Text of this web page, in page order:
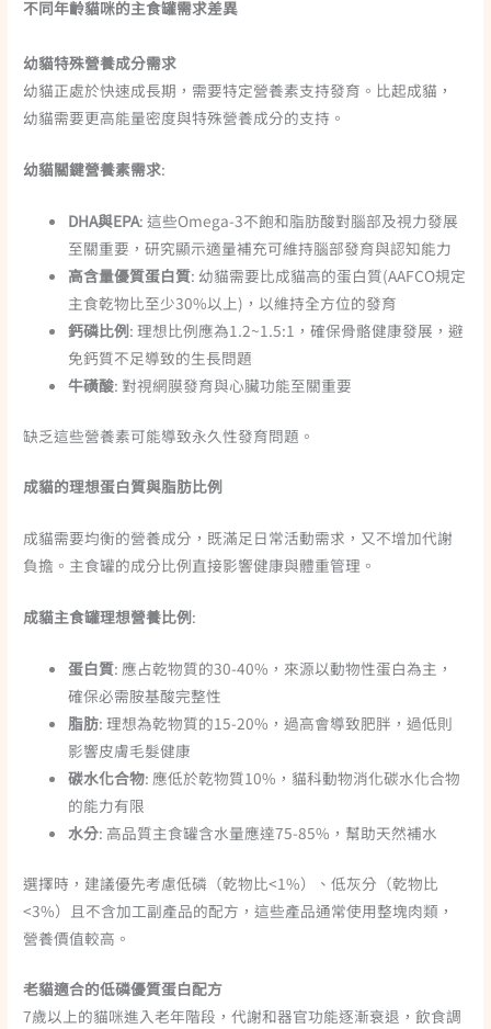
不同年齡貓咪的主食罐需求差異
幼貓特殊營養成分需求
幼貓正處於快速成長期，需要特定營養素支持發育。比起成貓，
幼貓需要更高能量密度與特殊營養成分的支持。
幼貓關鍵營養素需求:
DHA與EPA: 這些Omega-3不飽和脂肪酸對腦部及視力發展
至關重要，研究顯示適量補充可維持腦部發育與認知能力
高含量優質蛋白質: 幼貓需要比成貓高的蛋白質(AAFCO規定
主食乾物比至少30%以上)，以維持全方位的發育
鈣磷比例: 理想比例應為1.2~1.5:1，確保骨骼健康發展，避
免鈣質不足導致的生長問題
牛磺酸: 對視網膜發育與心臟功能至關重要
缺乏這些營養素可能導致永久性發育問題。
成貓的理想蛋白質與脂肪比例
成貓需要均衡的營養成分，既滿足日常活動需求，又不增加代謝
負擔。主食罐的成分比例直接影響健康與體重管理。
成貓主食罐理想營養比例:
蛋白質: 應占乾物質的30-40%，來源以動物性蛋白為主，
確保必需胺基酸完整性
脂肪: 理想為乾物質的15-20%，過高會導致肥胖，過低則
影響皮膚毛髮健康
碳水化合物: 應低於乾物質10%，貓科動物消化碳水化合物
的能力有限
水分: 高品質主食罐含水量應達75-85%，幫助天然補水
選擇時，建議優先考慮低磷（乾物比<1%）、低灰分（乾物比
<3%）且不含加工副產品的配方，這些產品通常使用整塊肉類，
營養價值較高。
老貓適合的低磷優質蛋白配方
7歲以上的貓咪進入老年階段，代謝和器官功能逐漸衰退，飲食調